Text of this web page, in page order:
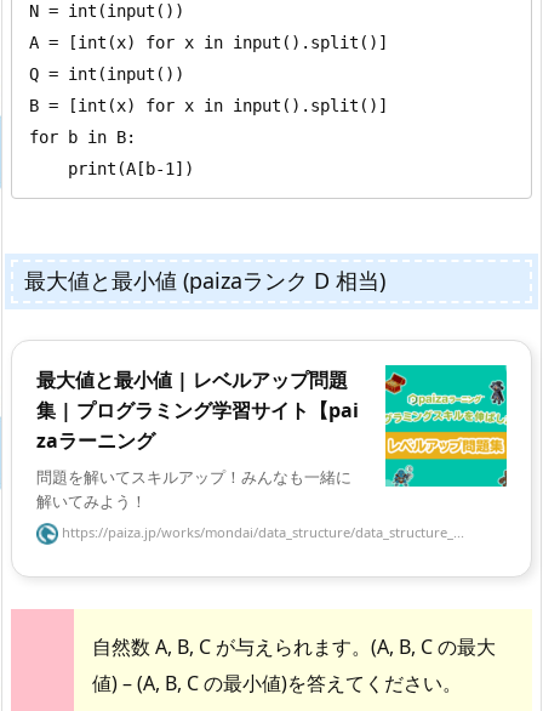
N = int(input())
A = [int(x) for x in input().split()]
Q = int(input())
B = [int(x) for x in input().split()]
for b in B:
    print(A[b-1])
最大値と最小値 (paizaランク D 相当)
最大値と最小値 | レベルアップ問題
集 | プログラミング学習サイト【pai
zaラーニング
問題を解いてスキルアップ！みんなも一緒に
解いてみよう！
https://paiza.jp/works/mondai/data_structure/data_structure_...
自然数 A, B, C が与えられます。(A, B, C の最大
値) – (A, B, C の最小値)を答えてください。